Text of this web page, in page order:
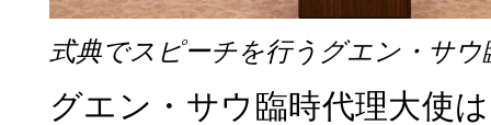
式典でスピーチを行うグエン・サウ
グエン・サウ臨時代理大使